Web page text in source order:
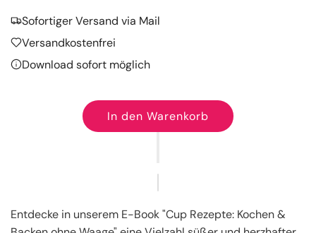
Sofortiger Versand via Mail
Versandkostenfrei
Download sofort möglich
In den Warenkorb
L
e
n
.
.
Entdecke in unserem E-Book "Cup Rezepte: Kochen &